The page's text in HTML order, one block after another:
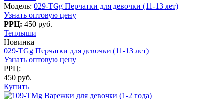
Модель: 029-TGg Перчатки для девочки (11-13 лет)
Узнать оптовую цену
РРЦ: 450 руб.
Теплыши
Новинка
029-TGg Перчатки для девочки (11-13 лет)
Узнать оптовую цену
РРЦ:
450 руб.
Купить